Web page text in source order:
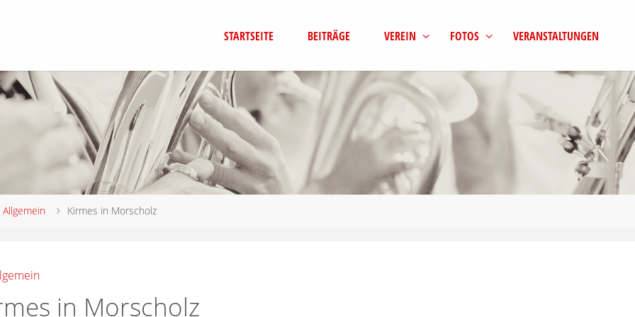
STARTSEITE BEITRÄGE VEREIN FOTOS VERANSTALTUNGEN
Allgemein Kirmes in Morscholz
in Morscholz